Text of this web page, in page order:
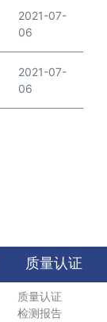
2021-07-
06
2021-07-
06
质量认证
质量认证
检测报告